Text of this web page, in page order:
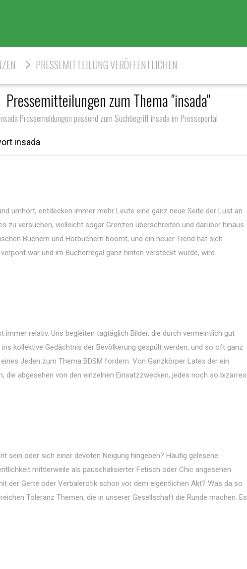
PRESSEMITTEILUNG VERÖFFENTLICHEN
Pressemitteilungen zum Thema "insada"
Pressemeldungen passend zum Suchbegriff insada im Presseportal
insada
umhört, entdecken immer mehr Leute eine ganz neue Seite der Lust an
zu versuchen, vielleicht sogar Grenzen überschreiten und darüber hinaus
Büchern und Hörbüchern boomt, und ein neuer Trend hat sich
war und im Bücherregal ganz hinten versteckt wurde, wird
relativ. Uns begleiten tagtäglich Bilder, die durch vermeintlich gut
kollektive Gedächtnis der Bevölkerung gespült werden, und so oft ganz
Jeden zum Thema BDSM fordern. Von Ganzkörper Latex der ein
die abgesehen von den einzelnen Einsatzzwecken, jedes noch so bizarres
sein oder sich einer devoten Neigung hingeben? Häufig gelesene
mittlerweile als pauschalisierter Fetisch oder Chic angesehen
der Gerte oder Verbalerotik schon vor dem eigentlichen Akt? Was da so
Toleranz Themen, die in unserer Gesellschaft die Runde machen. Es